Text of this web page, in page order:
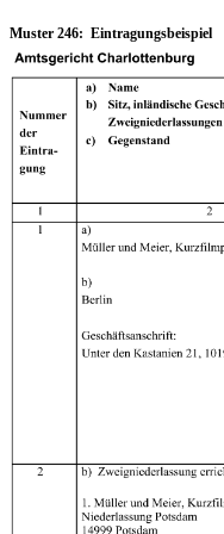
Muster 246: Eintragungsbeispiel